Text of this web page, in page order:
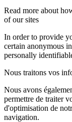
Read more about
of our sites
In order to provide
certain anonymous
personally
Nous traitons vos
Nous avons
permettre de traiter
d'optimisation de
navigation.